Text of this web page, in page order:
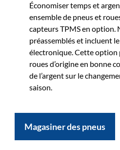
Économiser temps et
ensemble de pneus et
capteurs TPMS en option.
préassemblés et incluent
électronique. Cette option
roues d’origine en bonne
de l’argent sur le
saison.
Magasiner des pneus